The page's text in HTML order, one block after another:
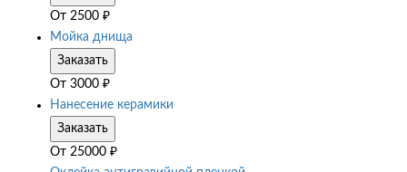
От 2500 ₽
Мойка днища
Заказать
От 3000 ₽
Нанесение керамики
Заказать
От 25000 ₽